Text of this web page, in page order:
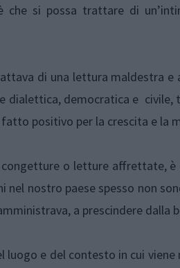
che si possa trattare di
di una lettura maldestra
dialettica, democratica e
positivo per la crescita e la
o letture affrettate,
nostro paese spesso non
a prescindere dalla
luogo e del contesto in cui